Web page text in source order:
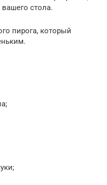
стола.
пирога, который